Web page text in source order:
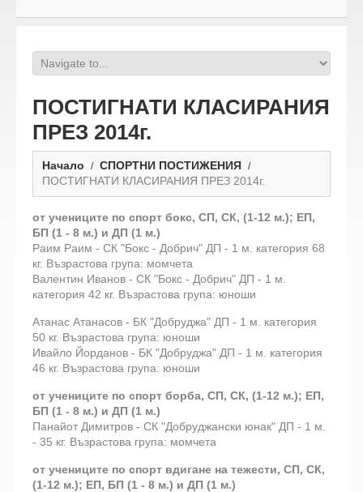
ПОСТИГНАТИ КЛАСИРАНИЯ
ПРЕЗ 2014г.
Начало
СПОРТНИ ПОСТИЖЕНИЯ
ПОСТИГНАТИ КЛАСИРАНИЯ ПРЕЗ 2014г.
от учениците по спорт бокс, СП, СК, (1-12 м.); ЕП,
БП (1 - 8 м.) и ДП (1 м.)
Раим Раим - СК "Бокс - Добрич" ДП - 1 м. категория 68
кг. Възрастова група: момчета
Валентин Иванов - СК "Бокс - Добрич" ДП - 1 м.
категория 42 кг. Възрастова група: юноши
Атанас Атанасов - БК "Добруджа" ДП - 1 м. категория
50 кг. Възрастова група: юноши
Ивайло Йорданов - БК "Добруджа" ДП - 1 м. категория
46 кг. Възрастова група: юноши
от учениците по спорт борба, СП, СК, (1-12 м.); ЕП,
БП (1 - 8 м.) и ДП (1 м.)
Панайот Димитров - СК "Добруджански юнак" ДП - 1 м.
- 35 кг. Възрастова група: момчета
от учениците по спорт вдигане на тежести, СП, СК,
(1-12 м.); ЕП, БП (1 - 8 м.) и ДП (1 м.)